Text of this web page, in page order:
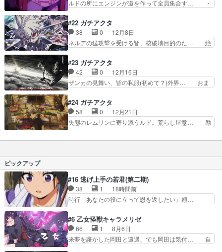
た。ゾディル全然戦わな…
はブンドゥスと激闘を繰り広げ… コンテで参加し
ゥスのターンへと思ったら… やたら作画の質が高
いのでいつか面白くなる… 面白すぎるんだよなー
ーッ!!ブンドゥスの…
ルドの所にエンジンが道を作って全員集合す… ・
の作画と戦闘シーン。まるでブンドゥス… 走り方
可愛いし涙目可愛いけどディアをいじ… クトーニ
の淡々としてる感じも好き。ジャバ… ブンドゥス
の手多すぎぃギータの人器でどう… エンジンの活
なにやってんのボンズwwこ… ブンドゥス新人感
無さすぎるw渋すぎん？掃… ハサミ女のくるくる
よかったアクションシー…
#22 ガチアクタ
38 0
12月8日
ネルデの猛攻撃を受ける皆、核破壊目的のた… 絶
の人、凄いボンズの絵コンテと美術凄い… フウ、
お前…善逸じゃん←ヒルデの命懸けの… ネルデの
覚悟がかっこ良かった。ゾディルか… ネルデはル
ド達にとって最大脅威として立ち… 境界の番人こ
味を上手く活かして窮地を脱… 今回も面白すぎま
した!!ネルデの自らをか… 青のオーケストラ10
話 演奏より人間関係…
#23 ガチアクタ
42 0
12月16日
ザンカの見舞い、皆の私服(初めて？)外界… おま
キが一度境界を越えたかどうかをど… なーに着ぐ
るみ脱いてるんですかギータｗ!… ギータの露出
に厳しいブロw帰りの車内うる… ルドに構っても
らいたくてアピールしまくる… シオマネキのまじ
#24 ガチアクタ
58 0
12月21日
失態のレムリンに寄り添うルド。荒らし屋意… 励
でも沢城さんはスゴかった、スゴ過ぎる… 子供グ
新しました!!宜しければ、是非… このゴミが蔓延
年たちというありがちの光… まじない屋のレムリ
ンは自分の悪戯のせいで… 冒頭からザンカがイケ
メンすぎるたし、ちび… ルド成長してるなー。キ
ャラが先に出て後追…
ピックアップ
#16 逃げ上手の若君(第二期)
38 1
18時間前
時行「あなたの役に立って恩を返したい」頼…
のアニメの演出、同じCloverWor… 貞宗の思考を
読み切れなかったのは、経験の… 信濃仮面いった
い誰なんだ！役に立ちたいで… 人形だったり将棋
だったり、諏訪神党の三大… ・これ罠じゃない
#6 乙女怪獣キャラメリゼ
66 1
8月6日
来夢を誑かした岡田と遭遇、でも岡田は気付… 自